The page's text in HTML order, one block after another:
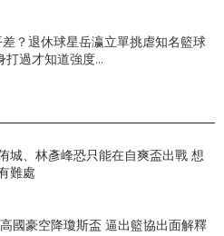
？退休球星岳瀛立單挑虐知名籃球
過才知道強度...
城、林彥峰恐只能在自爽盃出戰 想
難處
國豪空降瓊斯盃 逼出籃協出面解釋